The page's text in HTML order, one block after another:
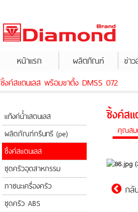
หน้าแรก ผลิตภัณฑ์ ข่า
ซิ้งค์สแตนเลส พร้อมขาตั้ง DMSS 072
แท้งค์น้ำเสตนเลส
ผลิตภัณฑ์กรีนทรี (pe)
ซิ้งค์สแตนเลส
ชุดครัวอุตสาหกรรม
ภาชนะเครื่องครัว
ชุดครัว ABS
ซิ้งค์ส
คุณส
กลั